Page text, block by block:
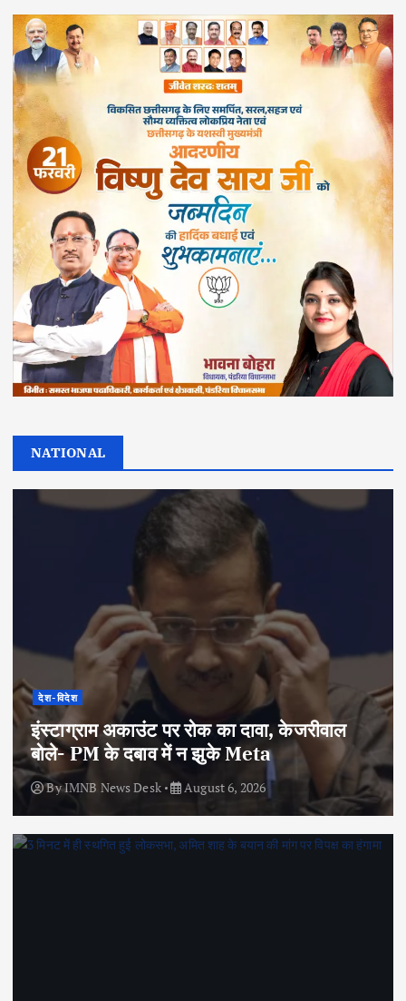
NATIONAL
देश-विदेश
इंस्टाग्राम अकाउंट पर रोक का दावा, केजरीवाल
बोले- PM के दबाव में न झुके Meta
ByIMNB News Desk August 6, 2026